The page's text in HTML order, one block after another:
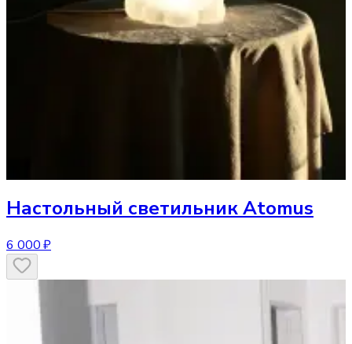
Настольный светильникAtomus
6 000 ₽